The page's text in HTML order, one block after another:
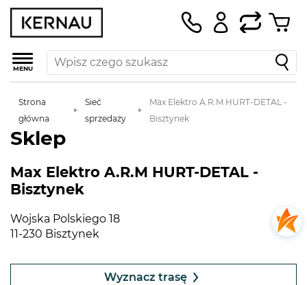
MENU
Strona
główna
Sieć
sprzedaży
Max Elektro A.R.M HURT-DETAL -
Bisztynek
Sklep
Max Elektro A.R.M HURT-DETAL -
Bisztynek
Wojska Polskiego 18
11-230 Bisztynek
Wyznacz trasę